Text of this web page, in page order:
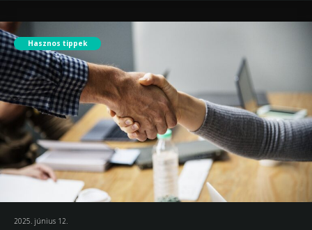
Hasznos tippek
2025. június 12.